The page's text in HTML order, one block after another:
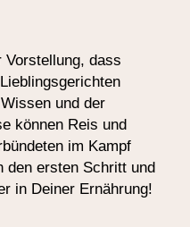
Vorstellung, dass
und der
können Reis und
im Kampf
den ersten Schritt und
in Deiner Ernährung!